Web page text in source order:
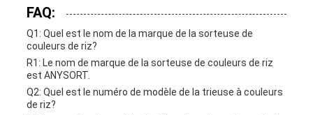
FAQ:
Q1: Quel est le nom de la marque de la sorteuse de
couleurs de riz?
R1: Le nom de marque de la sorteuse de couleurs de riz
est ANYSORT.
Q2: Quel est le numéro de modèle de la trieuse à couleurs
de riz?